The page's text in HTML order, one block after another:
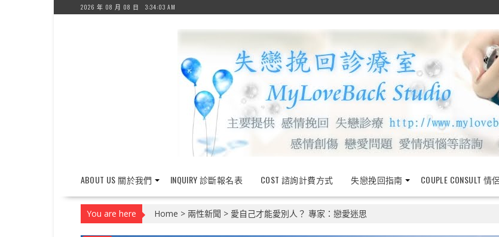
2026 年 08 月 08 日 3:34:04 AM
ABOUT US 關於我們 INQUIRY 診斷報名表 COST 諮詢計費方式 失戀挽回指南 COUPLE CONSULT
You are here Home > 兩性新聞 > 愛自己才能愛別人？ 專家：戀愛迷思